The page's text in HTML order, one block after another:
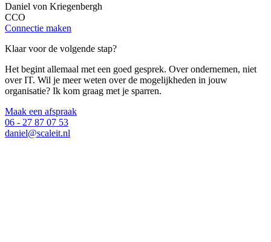
Daniel von Kriegenbergh
CCO
Connectie maken
Klaar voor de volgende stap?
Het begint allemaal met een goed gesprek. Over ondernemen, niet
over IT. Wil je meer weten over de mogelijkheden in jouw
organisatie? Ik kom graag met je sparren.
Maak een afspraak
06 - 27 87 07 53
daniel@scaleit.nl